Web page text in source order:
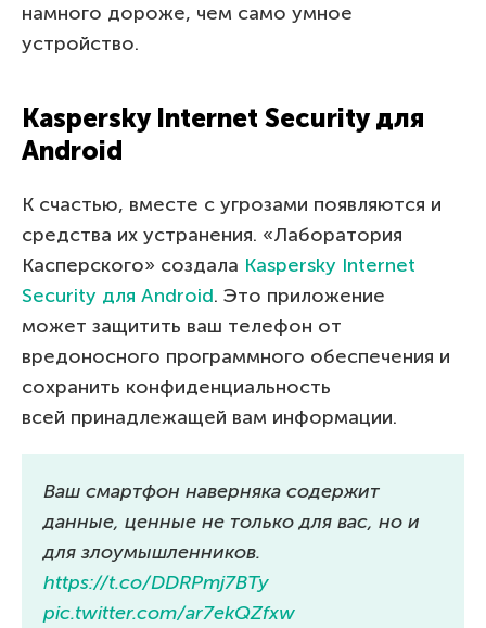
намного дороже, чем само умное
устройство.
Kaspersky Internet Security для
Android
К счастью, вместе с угрозами появляются и
средства их устранения. «Лаборатория
Касперского» создала Kaspersky Internet
Security для Android. Это приложение
может защитить ваш телефон от
вредоносного программного обеспечения и
сохранить конфиденциальность
всей принадлежащей вам информации.
Ваш смартфон наверняка содержит
данные, ценные не только для вас, но и
для злоумышленников.
https://t.co/DDRPmj7BTy
pic.twitter.com/ar7ekQZfxw